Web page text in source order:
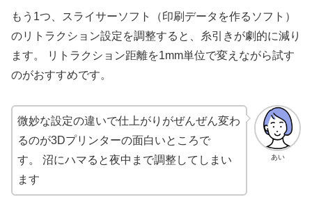
もう1つ、スライサーソフト（印刷データを作るソフト）
のリトラクション設定を調整すると、糸引きが劇的に減り
ます。 リトラクション距離を1mm単位で変えながら試す
のがおすすめです。
あい
微妙な設定の違いで仕上がりがぜんぜん変わ
るのが3Dプリンターの面白いところで
す。 沼にハマると夜中まで調整してしまい
ます